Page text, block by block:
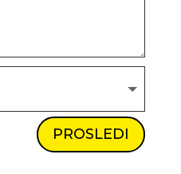
PROSLEDI